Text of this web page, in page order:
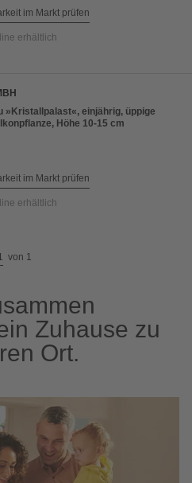
im Markt prüfen
erhältlich
»Kristallpalast«, einjährig, üppige
Höhe 10-15 cm
im Markt prüfen
erhältlich
von 1
Zuhause zu
Ort.